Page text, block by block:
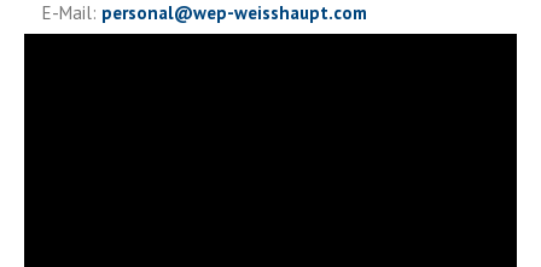
E-Mail: personal@wep-weisshaupt.com